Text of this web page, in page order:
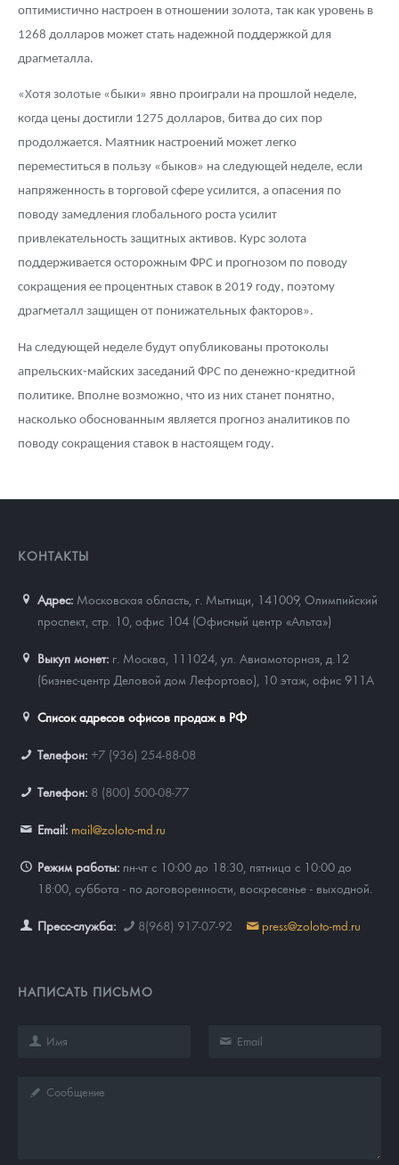
оптимистично настроен в отношении золота, так как уровень в
1268 долларов может стать надежной поддержкой для
драгметалла.
«Хотя золотые «быки» явно проиграли на прошлой неделе,
когда цены достигли 1275 долларов, битва до сих пор
продолжается. Маятник настроений может легко
переместиться в пользу «быков» на следующей неделе, если
напряженность в торговой сфере усилится, а опасения по
поводу замедления глобального роста усилит
привлекательность защитных активов. Курс золота
поддерживается осторожным ФРС и прогнозом по поводу
сокращения ее процентных ставок в 2019 году, поэтому
драгметалл защищен от понижательных факторов».
На следующей неделе будут опубликованы протоколы
апрельских-майских заседаний ФРС по денежно-кредитной
политике. Вполне возможно, что из них станет понятно,
насколько обоснованным является прогноз аналитиков по
поводу сокращения ставок в настоящем году.
КОНТАКТЫ
Адрес: Московская область, г. Мытищи, 141009, Олимпийский
проспект, стр. 10, офис 104 (Офисный центр «Альта»)
Выкуп монет: г. Москва, 111024, ул. Авиамоторная, д.12
(бизнес-центр Деловой дом Лефортово), 10 этаж, офис 911А
Список адресов офисов продаж в РФ
Телефон: +7 (936) 254-88-08
Телефон: 8 (800) 500-08-77
Email: mail@zoloto-md.ru
Режим работы: пн-чт с 10:00 до 18:30, пятница с 10:00 до
18:00, суббота - по договоренности, воскресенье - выходной.
Пресс-служба: 8(968) 917-07-92 press@zoloto-md.ru
НАПИСАТЬ ПИСЬМО